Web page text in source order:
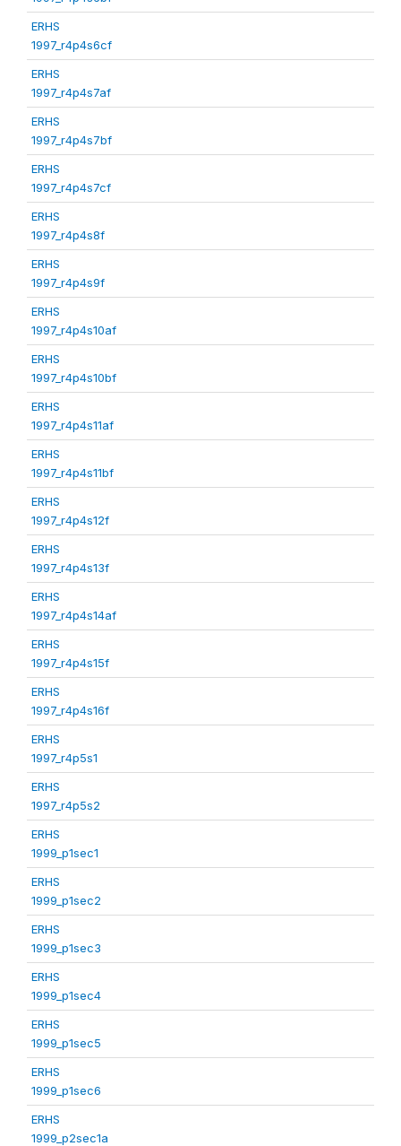
ERHS
1997_r4p4s6cf
ERHS
1997_r4p4s7af
ERHS
1997_r4p4s7bf
ERHS
1997_r4p4s7cf
ERHS
1997_r4p4s8f
ERHS
1997_r4p4s9f
ERHS
1997_r4p4s10af
ERHS
1997_r4p4s10bf
ERHS
1997_r4p4s11af
ERHS
1997_r4p4s11bf
ERHS
1997_r4p4s12f
ERHS
1997_r4p4s13f
ERHS
1997_r4p4s14af
ERHS
1997_r4p4s15f
ERHS
1997_r4p4s16f
ERHS
1997_r4p5s1
ERHS
1997_r4p5s2
ERHS
1999_p1sec1
ERHS
1999_p1sec2
ERHS
1999_p1sec3
ERHS
1999_p1sec4
ERHS
1999_p1sec5
ERHS
1999_p1sec6
ERHS
1999_p2sec1a